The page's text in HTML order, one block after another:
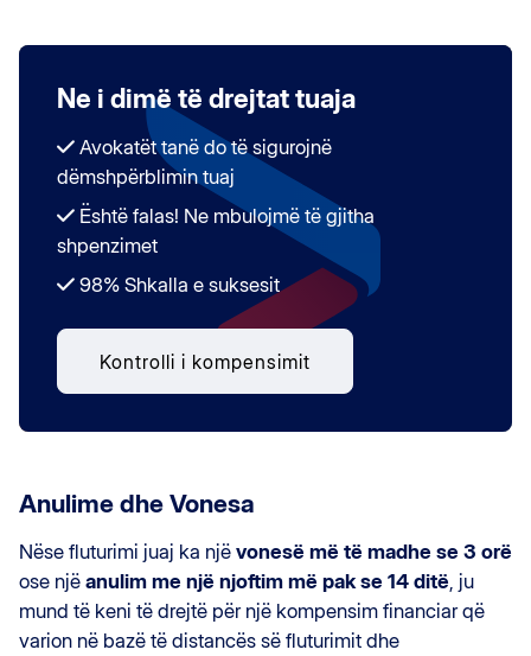
Ne i dimë të drejtat tuaja
Avokatët tanë do të sigurojnë
dëmshpërblimin tuaj
Është falas! Ne mbulojmë të gjitha
shpenzimet
98% Shkalla e suksesit
Kontrolli i kompensimit
Anulime dhe Vonesa
Nëse fluturimi juaj ka një vonesë më të madhe se 3 orë
ose një anulim me një njoftim më pak se 14 ditë , ju
mund të keni të drejtë për një kompensim financiar që
varion në bazë të distancës së fluturimit dhe